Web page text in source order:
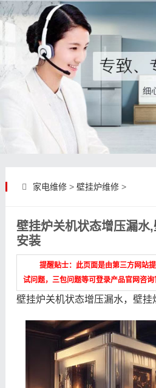
家电维修> 壁挂炉维修>
壁挂炉关机状态增压漏水
安装
提醒贴士：此页面是由第三方网站
试问题，三包问题等可登录产品官网咨询
壁挂炉关机状态增压漏水，壁挂